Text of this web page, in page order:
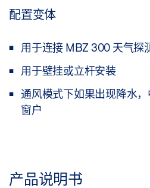
配置变体
用于连接 MBZ 300 天气探
用于壁挂或立杆安装
通风模式下如果出现降水
窗户
产品说明书